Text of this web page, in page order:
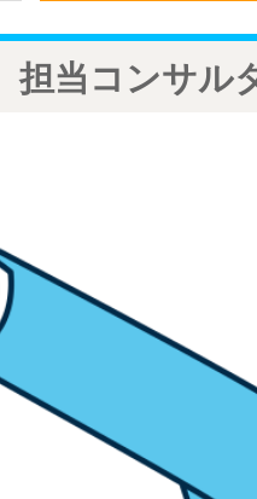
担当コンサル